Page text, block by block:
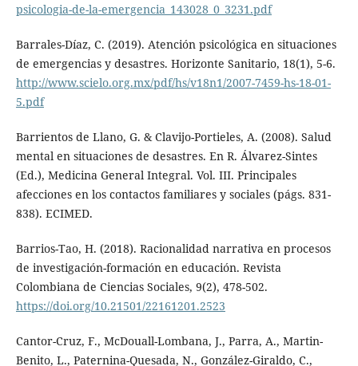
psicologia-de-la-emergencia_143028_0_3231.pdf
Barrales-Díaz, C. (2019). Atención psicológica en situaciones
de emergencias y desastres. Horizonte Sanitario, 18(1), 5-6.
http://www.scielo.org.mx/pdf/hs/v18n1/2007-7459-hs-18-01-
5.pdf
Barrientos de Llano, G. & Clavijo-Portieles, A. (2008). Salud
mental en situaciones de desastres. En R. Álvarez-Sintes
(Ed.), Medicina General Integral. Vol. III. Principales
afecciones en los contactos familiares y sociales (págs. 831-
838). ECIMED.
Barrios-Tao, H. (2018). Racionalidad narrativa en procesos
de investigación-formación en educación. Revista
Colombiana de Ciencias Sociales, 9(2), 478-502.
https://doi.org/10.21501/22161201.2523
Cantor-Cruz, F., McDouall-Lombana, J., Parra, A., Martin-
Benito, L., Paternina-Quesada, N., González-Giraldo, C.,